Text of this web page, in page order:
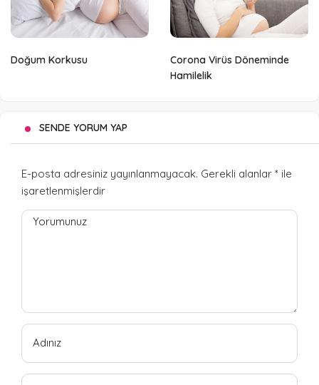
Doğum Korkusu
Corona Virüs Döneminde
Hamilelik
SENDE YORUM YAP
E-posta adresiniz yayınlanmayacak. Gerekli alanlar * ile
işaretlenmişlerdir
Yorumunuz
Adınız